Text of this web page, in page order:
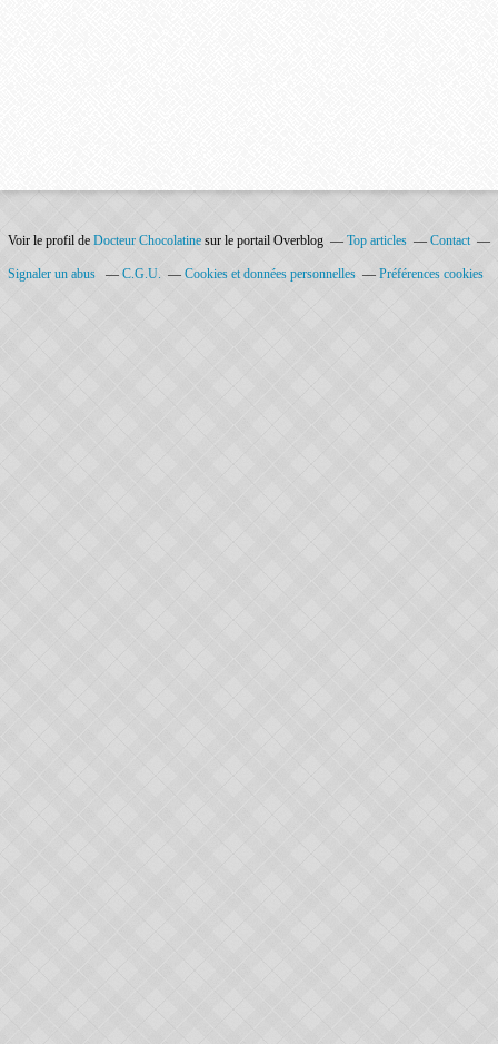
Voir le profil de Docteur Chocolatine sur le portail Overblog Top articles Contact
Signaler un abus C.G.U. Cookies et données personnelles Préférences cookies